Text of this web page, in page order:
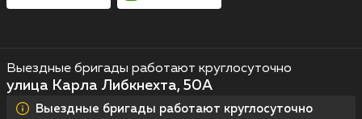
Выездные бригады работают круглосуточно
улица Карла Либкнехта, 50А
Выездные бригады работают круглосуточно